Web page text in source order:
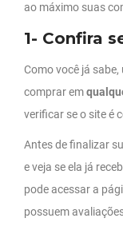
ao máximo suas
1- Confira
Como você já
comprar em
verificar se o site é
Antes de finalizar
e veja se ela já
pode acessar a
possuem